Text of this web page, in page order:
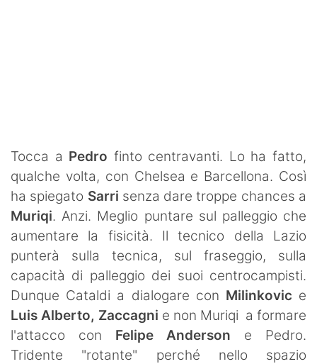
SHOP LAZIO
Contatti
Tocca a Pedro finto centravanti. Lo ha fatto,
qualche volta, con Chelsea e Barcellona. Così
ha spiegato Sarri senza dare troppe chances a
Muriqi. Anzi. Meglio puntare sul palleggio che
aumentare la fisicità. Il tecnico della Lazio
punterà sulla tecnica, sul fraseggio, sulla
capacità di palleggio dei suoi centrocampisti.
Dunque Cataldi a dialogare con Milinkovic e
Luis Alberto, Zaccagni e non Muriqi a formare
l'attacco con Felipe Anderson e Pedro.
Tridente "rotante" perché nello spazio